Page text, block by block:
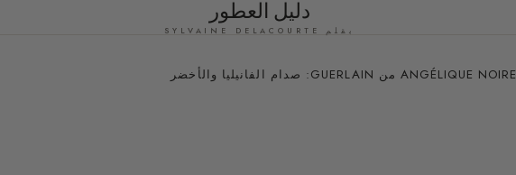
دليل العطور
بقلم SYLVAINE DELACOURTE
ANGÉLIQUE NOIRE من GUERLAIN: صدام الفانيليا والأخضر